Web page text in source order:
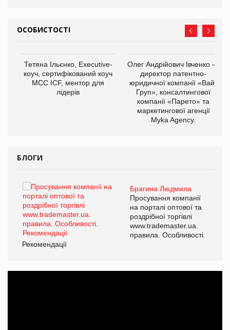
ОСОБИСТОСТІ
Тетяна Ільєнко, Executive-
коуч, сертифікований коуч
МСС ICF, ментор для
лідерів
Олег Андрійович Івченко —
директор патентно-
юридичної компанії «Вайз
Груп», консалтингової
компанії «Парето» та
маркетингової агенції
Myka Agency.
БЛОГИ
Брагина Людмила
Просування компанії
на порталі оптової та
роздрібної торгівлі
www.trademaster.ua.
правила. Особливості.
Рекомендації